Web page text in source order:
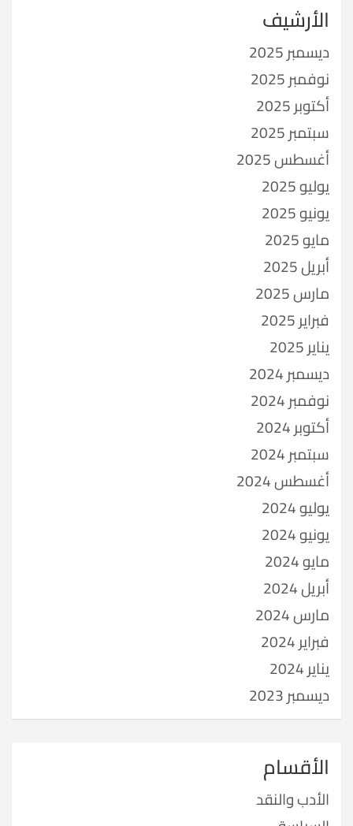
الأرشيف
ديسمبر 2025
نوفمبر 2025
أكتوبر 2025
سبتمبر 2025
أغسطس 2025
يوليو 2025
يونيو 2025
مايو 2025
أبريل 2025
مارس 2025
فبراير 2025
يناير 2025
ديسمبر 2024
نوفمبر 2024
أكتوبر 2024
سبتمبر 2024
أغسطس 2024
يوليو 2024
يونيو 2024
مايو 2024
أبريل 2024
مارس 2024
فبراير 2024
يناير 2024
ديسمبر 2023
الأقسام
الأدب والنقد